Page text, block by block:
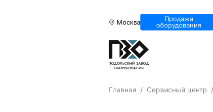
Москва
Продажа
оборудования
Главная Сервисный центр